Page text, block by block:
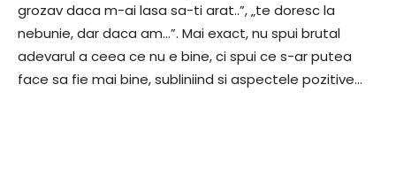
grozav daca m-ai lasa sa-ti arat..”, „te doresc la
nebunie, dar daca am…”. Mai exact, nu spui brutal
adevarul a ceea ce nu e bine, ci spui ce s-ar putea
face sa fie mai bine, subliniind si aspectele pozitive…